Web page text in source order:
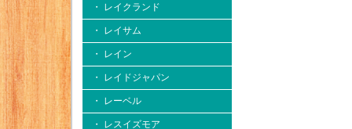
・ レイクランド
・ レイサム
・ レイン
・ レイドジャパン
・ レーベル
・ レスイズモア